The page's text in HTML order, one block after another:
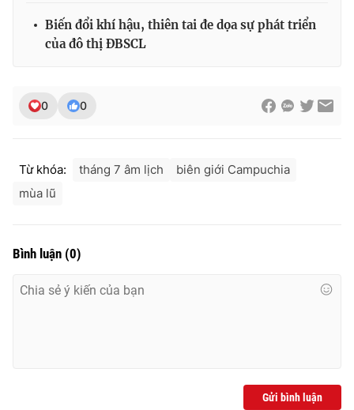
Email:toasoan@vtv.vn
Liên hệ quảng cáo:024-7300.7108
thuận bằng văn bản. Ghi rõ nguồn VTV.vn khi phát hành lại
Biến đổi khí hậu, thiên tai đe dọa sự phát triển
của đô thị ĐBSCL
0 0
Từ khóa: tháng 7 âm lịch
biên giới Campuchia
mùa lũ
Bình luận (0)
Gửi bình luận